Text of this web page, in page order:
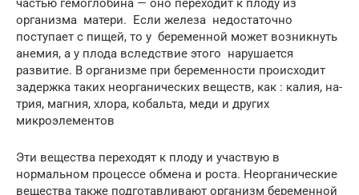
частью гемоглобина — оно переходит к плоду из
организма матери. Если железа недостаточно
поступает с пищей, то у бере­менной может возникнуть
анемия, а у плода вследствие этого нарушается
развитие. В организме при беременности происходит
задержка таких неорганических веществ, как : калия, на­
трия, магния, хлора, кобальта, меди и других
микроэлементов
Эти вещества переходят к плоду и участвую в
нормальном процессе обмена и роста. Неорганические
вещества также подготавливают организм беременной